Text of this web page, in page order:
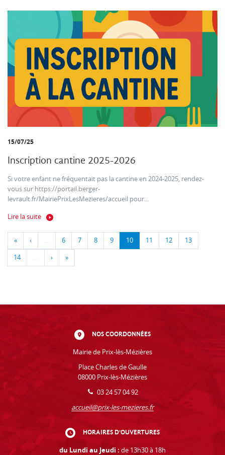
15/07/25
Inscription cantine 2025-2026
Si votre enfant ne fréquentait pas la cantine en 2024-2025, rendez-
vous sur https://portail.berger-
levrault.fr/MairiePrixLesMezieres/accueil pour...
Lire la suite
« ‹ … 6 7 8 9 10 11 12 13
14 … › »
NOS COORDONNÉES
Mairie de Prix-lès-Mézières
Place Charles de Gaulle
08000 Prix-lès-Mézières
03 24 57 04 92
accueil@prix-les-mezieres.fr
HORAIRES D'OUVERTURES
du Lundi au Jeudi : de 13h30 à 18h